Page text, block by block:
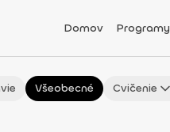
Domov Programy
Všeobecné Cvičenie